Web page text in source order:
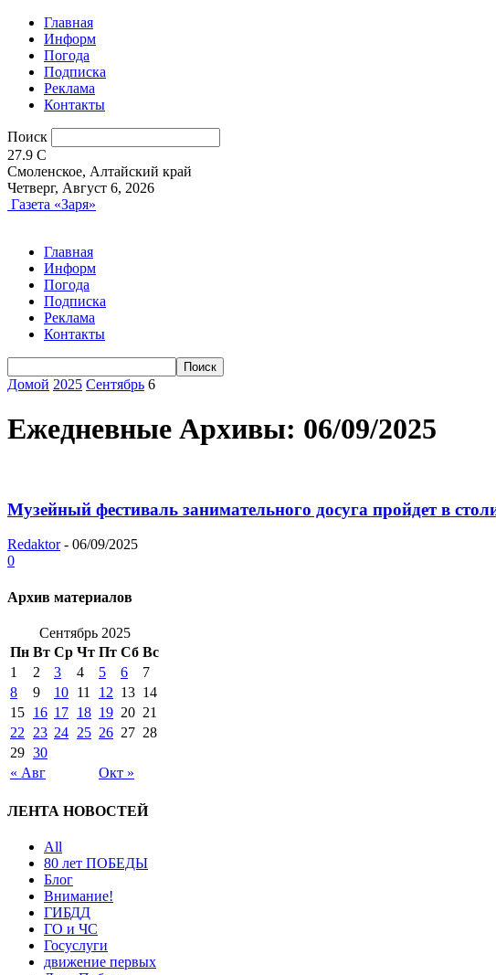
Главная
Информ
Погода
Подписка
Реклама
Контакты
Поиск
27.9 C
Смоленское, Алтайский край
Четверг, Август 6, 2026
Газета «Заря»
Главная
Информ
Погода
Подписка
Реклама
Контакты
Домой 2025 Сентябрь 6
Ежедневные Архивы: 06/09/2025
Музейный фестиваль занимательного досуга пройдет в
Redaktor - 06/09/2025
0
Архив материалов
Сентябрь 2025
Пн Вт Ср Чт Пт Сб Вс
« Авг Окт »
1 2 3 4 5 6
7
8
9 10 11 12 13 14
15 16 17 18 19 20 21
22
23 24 25 26 27 28
29 30
ЛЕНТА НОВОСТЕЙ
All
80 лет ПОБЕДЫ
Блог
Внимание!
ГИБДД
ГО и ЧС
Госуслуги
движение первых